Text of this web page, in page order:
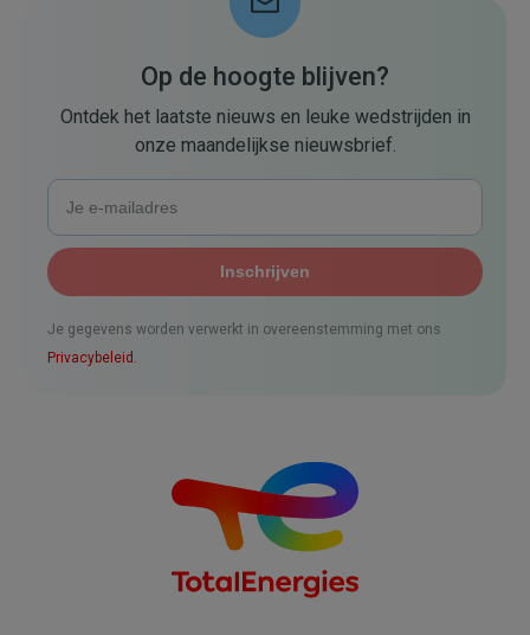
Op de hoogte blijven?
Ontdek het laatste nieuws en leuke wedstrijden in
onze maandelijkse nieuwsbrief.
Je gegevens worden verwerkt in overeenstemming met ons
Privacybeleid.